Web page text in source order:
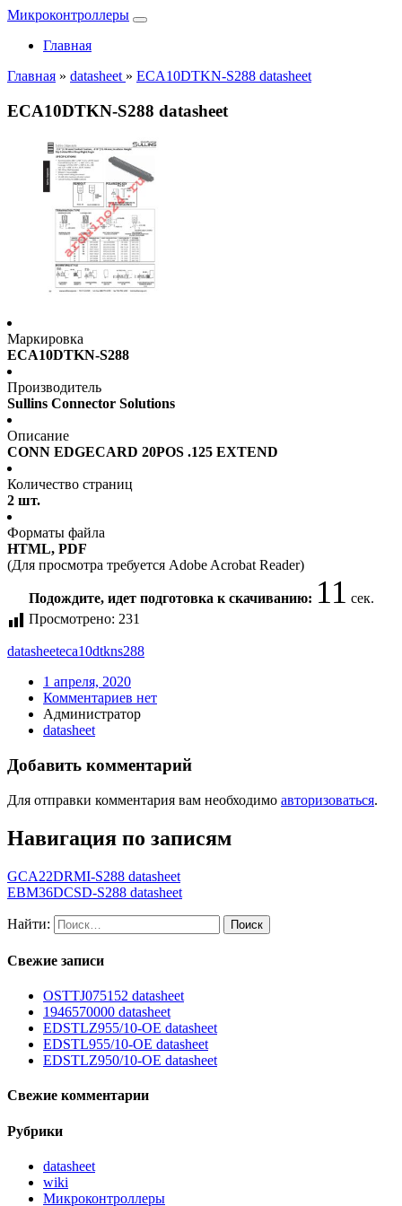
Микроконтроллеры
Главная
Главная » datasheet » ECA10DTKN-S288 datasheet
ECA10DTKN-S288 datasheet
Маркировка
ECA10DTKN-S288
Производитель
Sullins Connector Solutions
Описание
CONN EDGECARD 20POS .125 EXTEND
Количество страниц
2 шт.
Форматы файла
HTML, PDF
(Для просмотра требуется Adobe Acrobat Reader)
Подождите, идет подготовка к скачиванию: 10 сек.
Просмотрено: 231
datasheeteca10dtkns288
1 апреля, 2020
Комментариев нет
Администратор
datasheet
Добавить комментарий
Для отправки комментария вам необходимо авторизоваться.
Навигация по записям
GCA22DRMI-S288 datasheet
EBM36DCSD-S288 datasheet
Найти:
Свежие записи
OSTTJ075152 datasheet
1946570000 datasheet
EDSTLZ955/10-OE datasheet
EDSTL955/10-OE datasheet
EDSTLZ950/10-OE datasheet
Свежие комментарии
Рубрики
datasheet
wiki
Микроконтроллеры